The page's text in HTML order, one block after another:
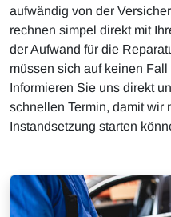
aufwändig von der
rechnen simpel direkt mit
der Aufwand für die
müssen sich auf keinen
Informieren Sie uns direkt
schnellen Termin, damit wir
Instandsetzung starten